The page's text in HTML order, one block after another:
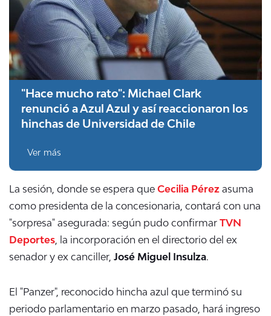
"Hace mucho rato": Michael Clark
renunció a Azul Azul y así reaccionaron los
hinchas de Universidad de Chile
Ver más
La sesión, donde se espera que Cecilia Pérez asuma
como presidenta de la concesionaria, contará con una
"sorpresa" asegurada: según pudo confirmar TVN
Deportes, la incorporación en el directorio del ex
senador y ex canciller, José Miguel Insulza.
El "Panzer", reconocido hincha azul que terminó su
periodo parlamentario en marzo pasado, hará ingreso